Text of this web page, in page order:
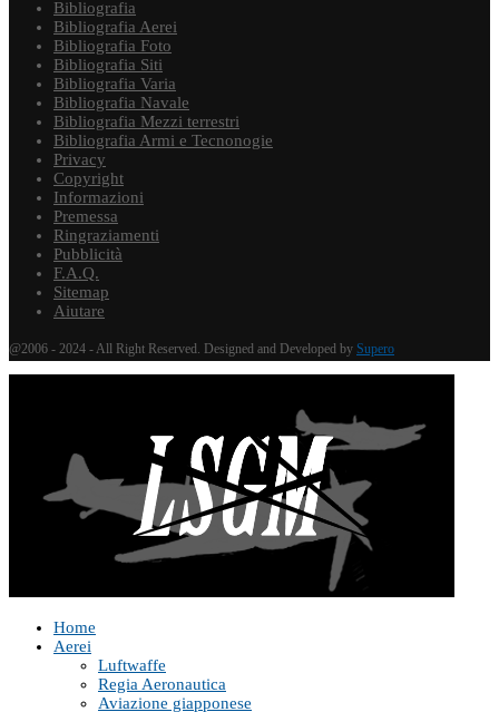
Bibliografia
Bibliografia Aerei
Bibliografia Foto
Bibliografia Siti
Bibliografia Varia
Bibliografia Navale
Bibliografia Mezzi terrestri
Bibliografia Armi e Tecnonogie
Privacy
Copyright
Informazioni
Premessa
Ringraziamenti
Pubblicità
F.A.Q.
Sitemap
Aiutare
@2006 - 2024 - All Right Reserved. Designed and Developed by Supero
Home
Aerei
Luftwaffe
Regia Aeronautica
Aviazione giapponese